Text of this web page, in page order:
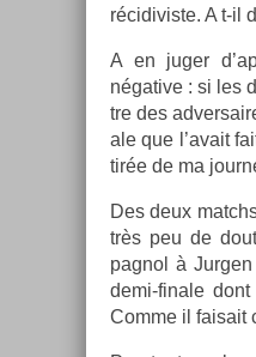
récidivis­te. A t-il
A en juger
négative : si les
tre des
ale que l’avait
tirée de ma
Des deux
très peu de
pagnol à
demi-finale
Comme il faisait